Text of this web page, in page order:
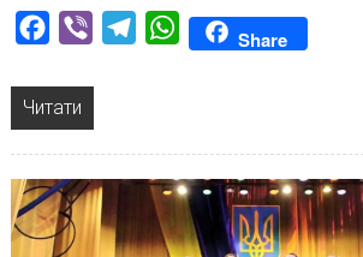
Facebook
Viber TelegramWhatsAppShare
Читати